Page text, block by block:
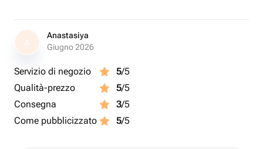
A
Anastasiya
Giugno 2026
Servizio di negozio 5/5
Qualità-prezzo
5/5
Consegna
3/5
Come pubblicizzato
5/5